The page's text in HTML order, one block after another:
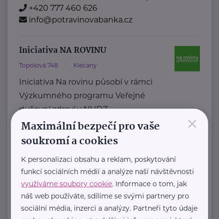
+420 777 460 626
info@potravinovabanka.cz
Iniciativa NA ROVINU
Topolová 748 Klecany
Iniciativa Na rovinu působí v rámci
Výzkumného programu Veřejné
duševní zdraví v NUDZ.
Tvoří ji odborný ...
https://narovinu.net/
narovinu@nudz.cz
Kolpingova rodina Smečno
×
Maximální bezpečí pro vaše
soukromí a cookies
K personalizaci obsahu a reklam, poskytování
funkcí sociálních médií a analýze naší návštěvnosti
využíváme soubory cookie. Informace o tom, jak
náš web používáte, sdílíme se svými partnery pro
sociální média, inzerci a analýzy. Partneři tyto údaje